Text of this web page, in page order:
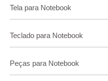
Tela para Notebook
Teclado para Notebook
Peças para Notebook